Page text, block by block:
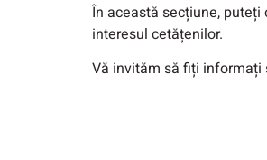
În această secțiune,
interesul cetățenilor.
Vă invităm să fiți